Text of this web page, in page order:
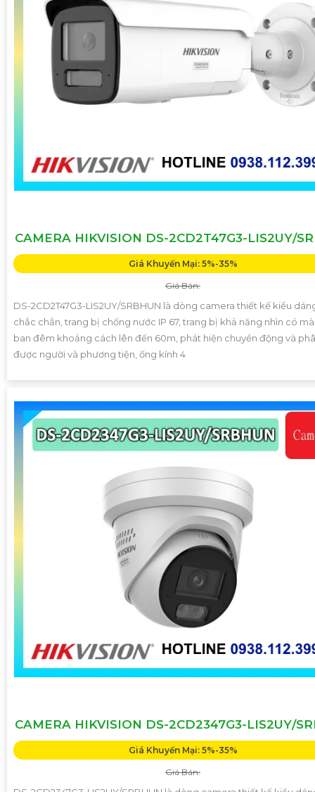
CAMERA HIKVISION DS-2CD2T47G3-LIS2UY/
Giá Khuyến Mại: 5%-35%
Giá Bán:
DS-2CD2T47G3-LIS2UY/SRBHUN là dòng camera thiết kế kiểu
chắc chắn, trang bị chống nước IP 67, trang bị khả năng nhìn có
ban đêm khoảng cách lên đến 60m, phát hiện chuyển động và
được người và phương tiện, ống kính 4
CAMERA HIKVISION DS-2CD2347G3-LIS2UY/
Giá Khuyến Mại: 5%-35%
Giá Bán: